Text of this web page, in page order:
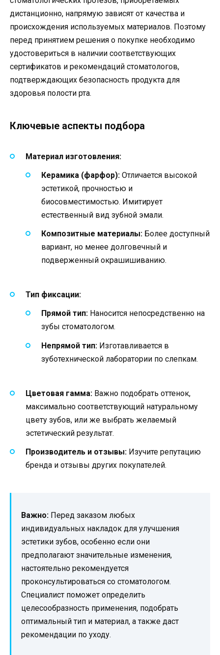
дистанционно, напрямую зависят от качества и
происхождения используемых материалов. Поэтому
перед принятием решения о покупке необходимо
удостовериться в наличии соответствующих
сертификатов и рекомендаций стоматологов,
подтверждающих безопасность продукта для
здоровья полости рта.
Ключевые аспекты подбора
Материал изготовления:
Керамика (фарфор): Отличается высокой
эстетикой, прочностью и
биосовместимостью. Имитирует
естественный вид зубной эмали.
Композитные материалы: Более доступный
вариант, но менее долговечный и
подверженный окрашишиванию.
Тип фиксации:
Прямой тип: Наносится непосредственно на
зубы стоматологом.
Непрямой тип: Изготавливается в
зуботехнической лаборатории по слепкам.
Цветовая гамма: Важно подобрать оттенок,
максимально соответствующий натуральному
цвету зубов, или же выбрать желаемый
эстетический результат.
Производитель и отзывы: Изучите репутацию
бренда и отзывы других покупателей.
Важно: Перед заказом любых
индивидуальных накладок для улучшения
эстетики зубов, особенно если они
предполагают значительные изменения,
настоятельно рекомендуется
проконсультироваться со стоматологом.
Специалист поможет определить
целесообразность применения, подобрать
оптимальный тип и материал, а также даст
рекомендации по уходу.